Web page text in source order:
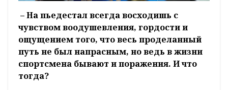
– На пьедестал всегда восходишь с
чувством воодушевления, гордости и
ощущением того, что весь проделанный
путь не был напрасным, но ведь в жизни
спортсмена бывают и поражения. И что
тогда?